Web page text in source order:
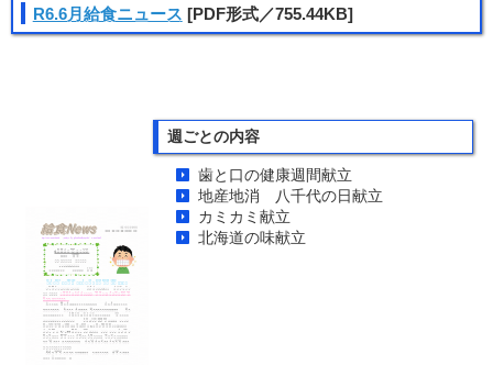
R6.6月給食ニュース [PDF形式／755.44KB]
週ごとの内容
歯と口の健康週間献立
地産地消 八千代の日献立
カミカミ献立
北海道の味献立